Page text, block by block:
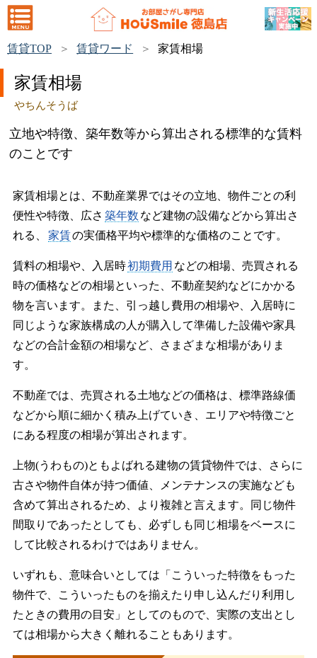
賃貸TOP 賃貸ワード 家賃相場
家賃相場
やちんそうば
立地や特徴、築年数等から算出される標準的な賃料
のことです
家賃相場とは、不動産業界ではその立地、物件ごとの利
便性や特徴、広さ 築年数 など建物の設備などから算出さ
れる、
家賃の実価格平均や標準的な価格のことです。
賃料の相場や、入居時初期費用 などの相場、売買される
時の価格などの相場といった、不動産契約などにかかる
物を言います。また、引っ越し費用の相場や、入居時に
同じような家族構成の人が購入して準備した設備や家具
などの合計金額の相場など、さまざまな相場がありま
す。
不動産では、売買される土地などの価格は、標準路線価
などから順に細かく積み上げていき、エリアや特徴ごと
にある程度の相場が算出されます。
上物(うわもの)ともよばれる建物の賃貸物件では、さらに
古さや物件自体が持つ価値、メンテナンスの実施なども
含めて算出されるため、より複雑と言えます。同じ物件
間取りであったとしても、必ずしも同じ相場をベースに
して比較されるわけではありません。
いずれも、意味合いとしては「こういった特徴をもった
物件で、こういったものを揃えたり申し込んだり利用し
たときの費用の目安」としてのもので、実際の支出とし
ては相場から大きく離れることもあります。